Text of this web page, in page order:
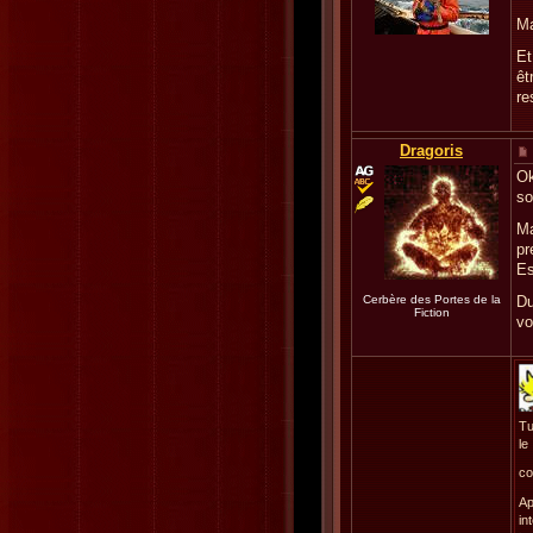
Dragoris
Cerbère des Portes de la
Fiction
le